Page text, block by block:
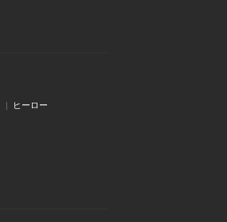
ヒーロー